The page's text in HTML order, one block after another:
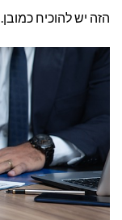
הזה יש להוכיח כמובן.